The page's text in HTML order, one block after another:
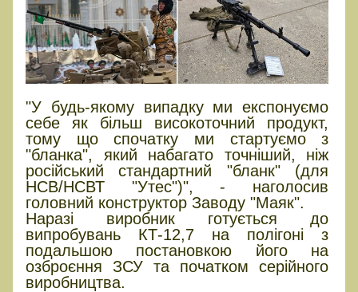
"У будь-якому випадку ми експонуємо
себе як більш високоточний продукт,
тому що спочатку ми стартуємо з
"бланка", який набагато точніший, ніж
російський стандартний "бланк" (для
НСВ/НСВТ "Утес")", - наголосив
головний конструктор Заводу "Маяк".
Наразі виробник готується до
випробувань КТ-12,7 на полігоні з
подальшою постановкою його на
озброєння ЗСУ та початком серійного
виробництва.